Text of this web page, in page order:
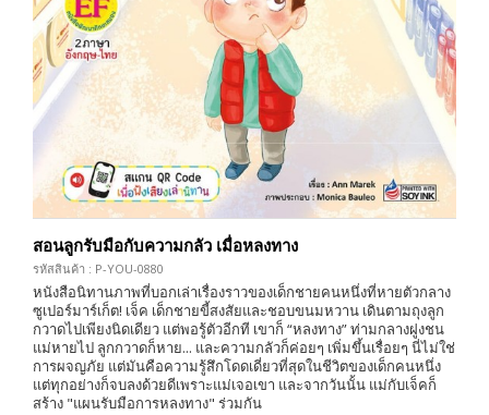
สอนลูกรับมือกับความกลัว เมื่อหลงทาง
รหัสสินค้า : P-YOU-0880
หนังสือนิทานภาพที่บอกเล่าเรื่องราวของเด็กชายคนหนึ่งที่หายตัวกลาง
ซูเปอร์มาร์เก็ต! เจ็ค เด็กชายขี้สงสัยและชอบขนมหวาน เดินตามถุงลูก
กวาดไปเพียงนิดเดียว แต่พอรู้ตัวอีกที เขาก็ “หลงทาง” ท่ามกลางฝูงชน
แม่หายไป ลูกกวาดก็หาย... และความกลัวก็ค่อยๆ เพิ่มขึ้นเรื่อยๆ นี่ไม่ใช่
การผจญภัย แต่มันคือความรู้สึกโดดเดี่ยวที่สุดในชีวิตของเด็กคนหนึ่ง
แต่ทุกอย่างก็จบลงด้วยดีเพราะแม่เจอเขา และจากวันนั้น แม่กับเจ็คก็
สร้าง "แผนรับมือการหลงทาง" ร่วมกัน